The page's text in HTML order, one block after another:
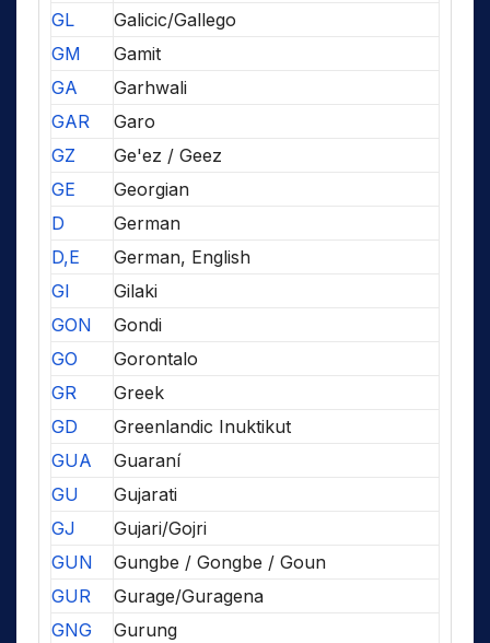
GL
Galicic/Gallego
GM
Gamit
GA
Garhwali
GAR
Garo
GZ
Ge'ez / Geez
GE
Georgian
D
German
D,E
German, English
GI
Gilaki
GON
Gondi
GO
Gorontalo
GR
Greek
GD
Greenlandic Inuktikut
GUA
Guaraní
GU
Gujarati
GJ
Gujari/Gojri
GUN
Gungbe / Gongbe / Goun
GUR
Gurage/Guragena
GNG
Gurung